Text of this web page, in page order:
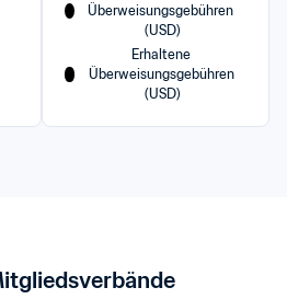
Überweisungsgebühren
(USD)
Erhaltene
Überweisungsgebühren
(USD)